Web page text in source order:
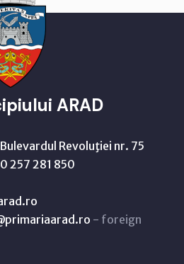
ARAD
Revoluţiei nr. 75
257 281 850
- foreign